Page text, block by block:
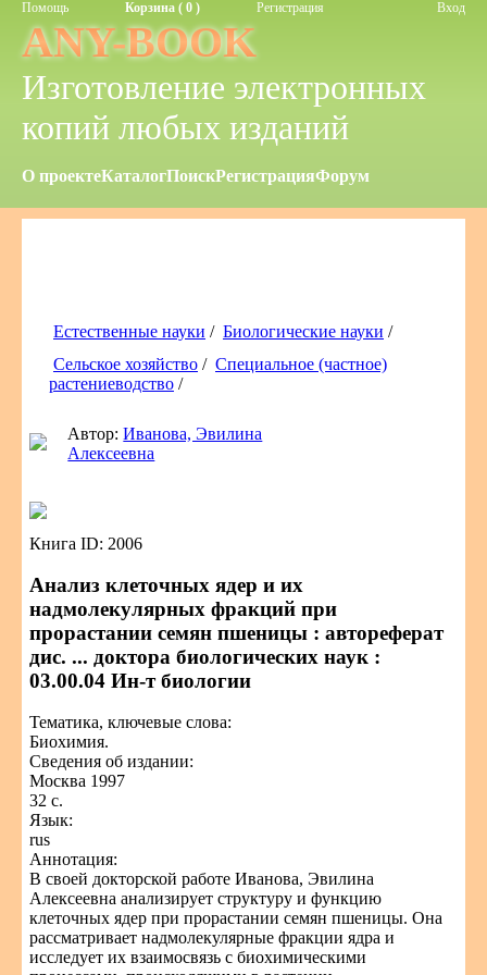
Помощь Корзина ( 0 ) Регистрация Вход
ANY-BOOK
Изготовление электронных
копий любых изданий
О проектеКаталогПоискРегистрацияФорум
Естественные науки / Биологические науки /
Сельское хозяйство / Специальное (частное)
растениеводство /
Автор:Иванова, Эвилина
Алексеевна
Книга ID: 2006
Анализ клеточных ядер и их
надмолекулярных фракций при
прорастании семян пшеницы : автореферат
дис. ... доктора биологических наук :
03.00.04 Ин-т биологии
Тематика, ключевые слова:
Биохимия.
Сведения об издании:
Москва 1997
32 с.
Язык:
rus
Аннотация:
В своей докторской работе Иванова, Эвилина
Алексеевна анализирует структуру и функцию
клеточных ядер при прорастании семян пшеницы. Она
рассматривает надмолекулярные фракции ядра и
исследует их взаимосвязь с биохимическими